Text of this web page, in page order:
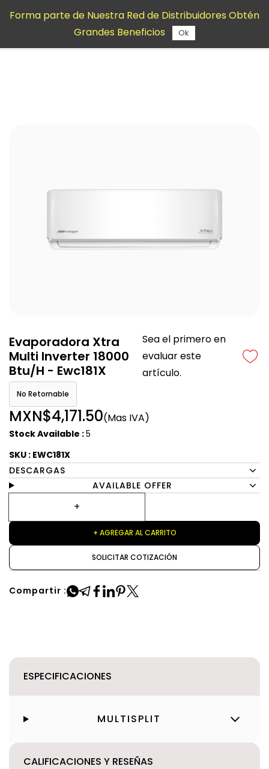
contenido
Evaporadora Xtra
Multi Inverter 18000
Btu/H - Ewc181X
Sea el primero en
evaluar este
artículo.
No Retornable
MXN$4,171.50(Mas IVA)
Stock Available :5
SKU : EWC181X
DESCARGAS
AVAILABLE OFFER
+ AGREGAR AL CARRITO
SOLICITAR COTIZACIÓN
Compartir :
ESPECIFICACIONES
MULTISPLIT
CALIFICACIONES Y RESEÑAS
Forma parte de Nuestra Red de Distribuidores Obtén
Grandes Beneficios
Ok